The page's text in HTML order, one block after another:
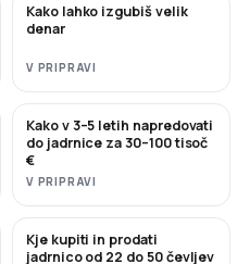
KMALU
Kako lahko izgubiš velik
denar
V PRIPRAVI
NOVO
Kako v 3–5 letih napredovati
do jadrnice za 30–100 tisoč
€
V PRIPRAVI
KMALU
Kje kupiti in prodati
jadrnico od 22 do 50 čevljev